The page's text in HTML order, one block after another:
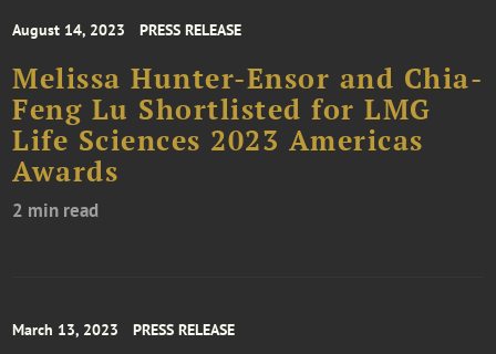
August 14, 2023 PRESS RELEASE
Melissa Hunter-Ensor and Chia-
Feng Lu Shortlisted for LMG
Life Sciences 2023 Americas
Awards
2 min read
March 13, 2023 PRESS RELEASE